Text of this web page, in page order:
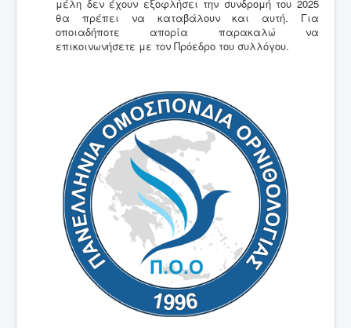
μέλη δεν έχουν εξοφλήσει την συνδρομή του 2025
θα πρέπει να καταβάλουν και αυτή. Για
οποιαδήποτε απορία παρακαλώ να
επικοινωνήσετε με τον Πρόεδρο του συλλόγου.